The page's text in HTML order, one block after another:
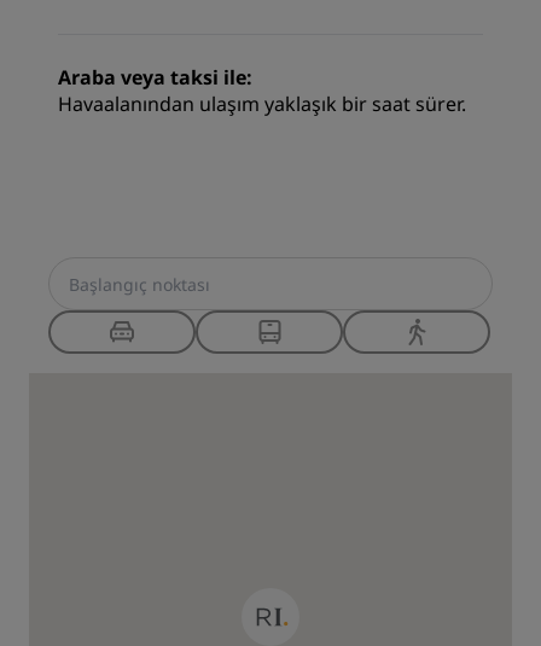
Araba veya taksi ile:
Havaalanından ulaşım yaklaşık bir saat sürer.